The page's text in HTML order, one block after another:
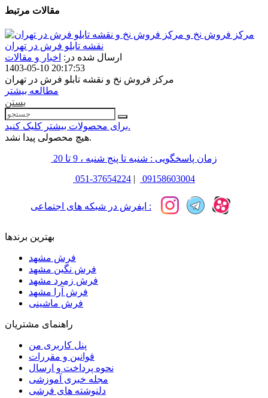
مقالات مرتبط
مرکز فروش نخ و
نقشه تابلو فرش در تهران
ارسال شده در: اخبار و مقالات
1403-05-10 20:17:53
مرکز فروش نخ و نقشه تابلو فرش در تهران
مطالعه بیشتر
بستن
برای محصولات بیشتر کلیک کنید.
هیچ محصولی پیدا نشد.
زمان پاسخگویی : شنبه تا پنج شنبه ، 9 تا 20
051-37654224 | 09158603004
ایفرش در شبکه های اجتماعی :
بهترین برندها
فرش مشهد
فرش نگین مشهد
فرش زمرد مشهد
فرش آرا مشهد
فرش ماشینی
راهنمای مشتریان
پنل کاربری من
قوانین و مقررات
نحوه پرداخت و ارسال
مجله خبری آموزشی
دلنوشته های فرشی